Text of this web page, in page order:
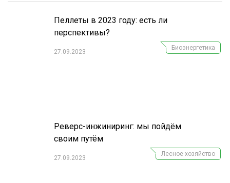
Пеллеты в 2023 году: есть ли
перспективы?
27.09.2023
Биоэнергетика
Реверс-инжиниринг: мы пойдём
своим путём
27.09.2023
Лесное хозяйство